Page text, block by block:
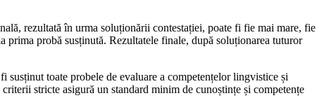
rezultată în urma soluționării contestației, poate fi fie mai mare, fie
probă susținută. Rezultatele finale, după soluționarea tuturor
toate probele de evaluare a competențelor lingvistice și
stricte asigură un standard minim de cunoștințe și competențe